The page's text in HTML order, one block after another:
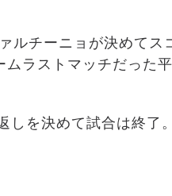
ルチーニョが決めてス
ラストマッチだった
しを決めて試合は終了